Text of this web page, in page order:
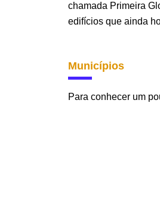
chamada Primeira
edifícios que ainda
Municípios
Para conhecer um